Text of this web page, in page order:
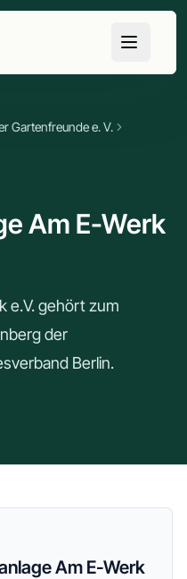
Gartenfreunde e. V.
Am E-Werk
e.V. gehört zum
der
Berlin.
Am E-Werk